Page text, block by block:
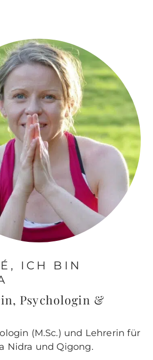
ICH BIN
Psychologin &
(M.Sc.) und Lehrerin für
Nidra und Qigong.